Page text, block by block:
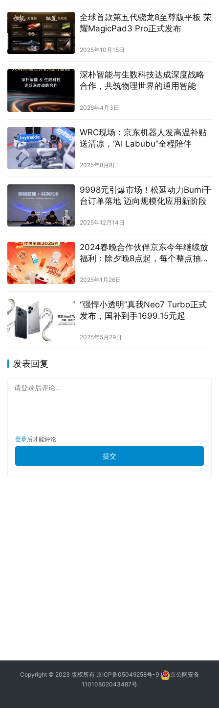
全球首款第五代骁龙8至尊版平板 荣
耀MagicPad3 Pro正式发布
2025年10月15日
深朴智能与生数科技达成深度战略
合作，共筑物理世界的通用智能
2026年4月3日
WRC现场：京东机器人发高温补贴
送清凉，“AI Labubu”全程陪伴
2025年8月8日
9998元引爆市场！松延动力Bumi千
台订单落地 迈向规模化应用新阶段
2025年12月14日
2024春晚合作伙伴京东今年继续放
福利：除夕晚8点起，每个整点抽大
2025年1月26日
“强悍小透明”真我Neo7 Turbo正式
发布，国补到手1699.15元起
2025年5月29日
发表回复
请登录后评论...
登录后才能评论
提交
Copyright © 2023 版权所有 京ICP备05049258号-9
京公网安备
11010802043487号